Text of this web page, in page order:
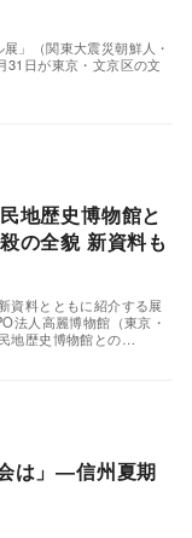
」（関東大震災朝鮮人・
31日が東京・文京区の文
地歴史博物館と
の全貌 新資料も
資料とともに紹介する展
法人高麗博物館（東京・
地歴史博物館との…
は」―信州夏期